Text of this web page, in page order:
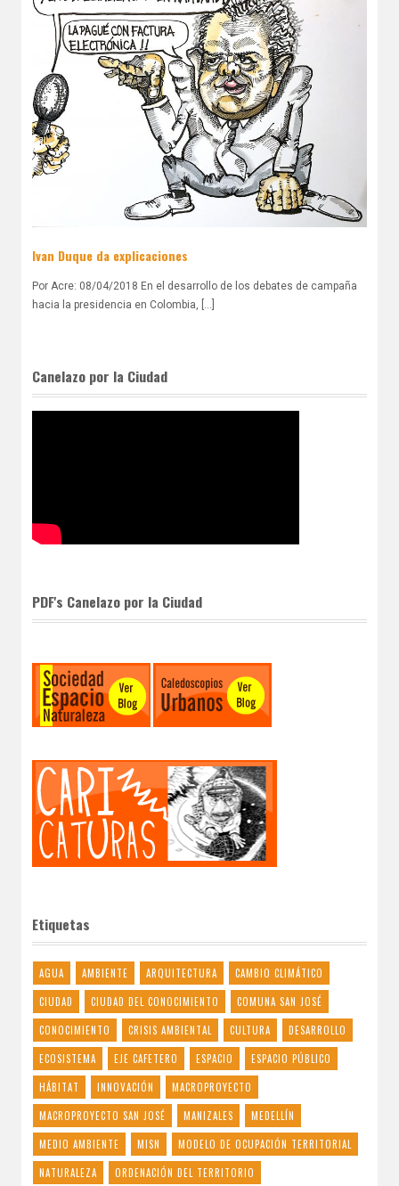
Ivan Duque da explicaciones
Por Acre: 08/04/2018 En el desarrollo de los debates de campaña
hacia la presidencia en Colombia, [...]
Canelazo por la Ciudad
PDF's Canelazo por la Ciudad
Etiquetas
AGUA AMBIENTE ARQUITECTURA
CAMBIO CLIMÁTICO
CIUDAD
CIUDAD DEL CONOCIMIENTO
COMUNA SAN JOSÉ
CONOCIMIENTO
CRISIS AMBIENTAL CULTURA
DESARROLLO
ECOSISTEMA
EJE CAFETERO ESPACIO
ESPACIO PÚBLICO
HÁBITAT
INNOVACIÓN
MACROPROYECTO
MACROPROYECTO SAN JOSÉ
MANIZALES
MEDELLÍN
MEDIO AMBIENTE
MISN
MODELO DE OCUPACIÓN TERRITORIAL
NATURALEZA
ORDENACIÓN DEL TERRITORIO